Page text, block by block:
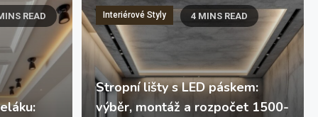
READ Interiérové Styly 4 MINS READ
Stropní lišty s LED páskem:
výběr, montáž a rozpočet 1500-